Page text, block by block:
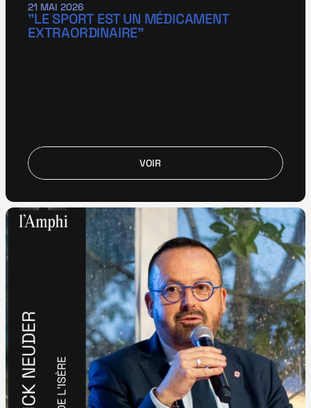
21 MAI 2026
"LE SPORT EST UN MÉDICAMENT
EXTRAORDINAIRE"
VOIR